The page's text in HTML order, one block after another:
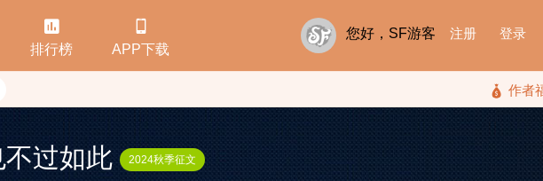

排行榜

APP下载
您好，SF游客 注册 登录
 作者
过如此 2024秋季征文